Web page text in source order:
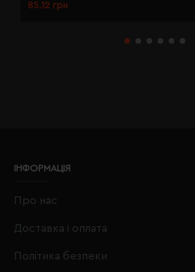
85.12 грн
ІНФОРМАЦІЯ
Про нас
Доставка і оплата
Політика безпеки